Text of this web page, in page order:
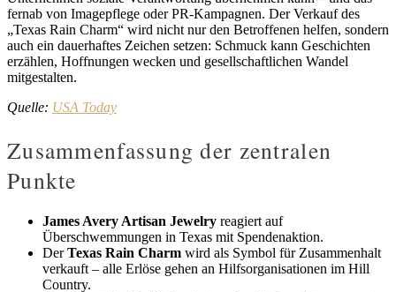
fernab von Imagepflege oder PR-Kampagnen. Der Verkauf des
„Texas Rain Charm“ wird nicht nur den Betroffenen helfen, sondern
auch ein dauerhaftes Zeichen setzen: Schmuck kann Geschichten
erzählen, Hoffnungen wecken und gesellschaftlichen Wandel
mitgestalten.
Quelle: USA Today
Zusammenfassung der zentralen
Punkte
James Avery Artisan Jewelry reagiert auf
Überschwemmungen in Texas mit Spendenaktion.
DerTexas Rain Charm wird als Symbol für Zusammenhalt
verkauft – alle Erlöse gehen an Hilfsorganisationen im Hill
Country.